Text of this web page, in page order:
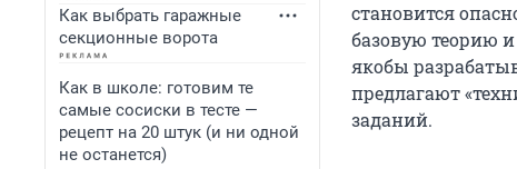
Как выбрать гаражные
секционные ворота
Как в школе: готовим те
самые сосиски в тесте —
рецепт на 20 штук (и ни одной
не останется)
становится
базовую теорию
якобы
предлагают
заданий.